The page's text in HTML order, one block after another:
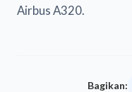
Airbus A320.
Bagikan: